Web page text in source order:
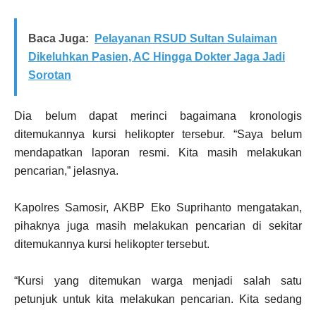
Baca Juga:
Pelayanan RSUD Sultan Sulaiman
Dikeluhkan Pasien, AC Hingga Dokter Jaga Jadi
Sorotan
Dia belum dapat merinci bagaimana kronologis
ditemukannya kursi helikopter tersebur. “Saya belum
mendapatkan laporan resmi. Kita masih melakukan
pencarian,” jelasnya.
Kapolres Samosir, AKBP Eko Suprihanto mengatakan,
pihaknya juga masih melakukan pencarian di sekitar
ditemukannya kursi helikopter tersebut.
“Kursi yang ditemukan warga menjadi salah satu
petunjuk untuk kita melakukan pencarian. Kita sedang